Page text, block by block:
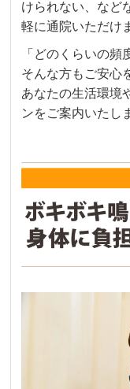
けられない、など
軽に通院いただけ
「どのくらいの頻
そんな方もご安心
あなたの生活環境
ンをご案内いたし